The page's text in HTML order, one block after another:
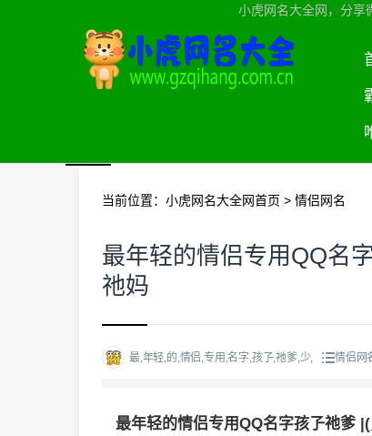
小虎网名大全网，分享
当前位置： 小虎网名大全网首页 > 情侣网名
最年轻的情侣专用QQ名
祂妈
最,年轻,的,情侣,专用,名字,孩孒,祂爹,少, 情侣网
最年轻的情侣专用QQ名字孩孒祂爹